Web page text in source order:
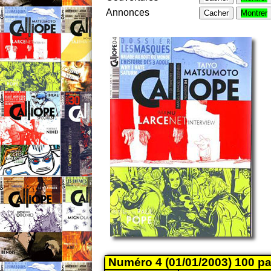
Annonces Cacher Montrer
Numéro 4 (01/01/2003) 100